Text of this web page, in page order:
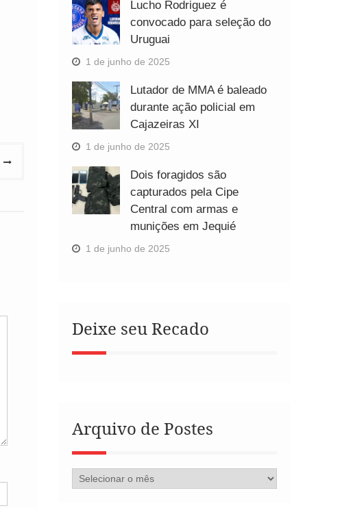
Lucho Rodriguez é
convocado para seleção do
Uruguai
1 de junho de 2025
Lutador de MMA é baleado
durante ação policial em
Cajazeiras XI
1 de junho de 2025
Dois foragidos são
capturados pela Cipe
Central com armas e
munições em Jequié
1 de junho de 2025
Deixe seu Recado
Arquivo de Postes
Arquivo